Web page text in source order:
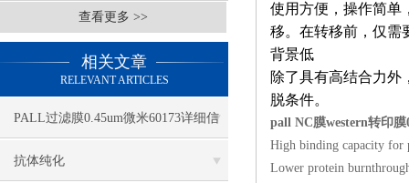
查看更多 >>
相关文章
RELEVANT ARTICLES
PALL过滤膜0.45um微米60173详细信
息
抗体纯化
使用方便，操作简单
移。在转移前，仅需
背景低
除了具有高结合力外
脱条件。
pall NC膜western转印膜
High binding capacity for
Lower protein